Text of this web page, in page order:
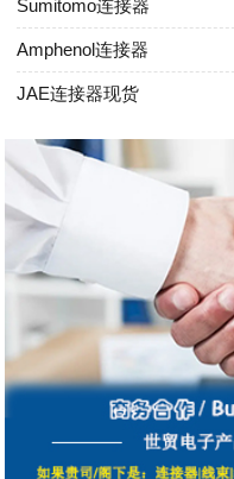
Sumitomo连接器
Amphenol连接器
JAE连接器现货